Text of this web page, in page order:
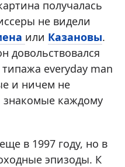
получалась
не видели
или Казановы.
довольствовался
everyday man
и ничем не
знакомые каждому
в 1997 году, но в
эпизоды. К